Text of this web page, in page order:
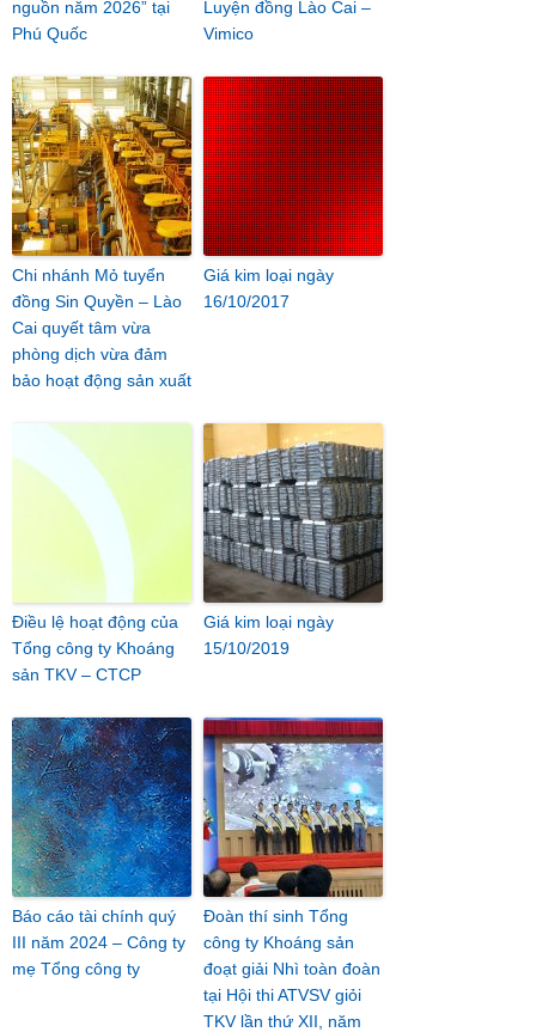
nguồn năm 2026” tại
Phú Quốc
Luyện đồng Lào Cai –
Vimico
Chi nhánh Mỏ tuyển
đồng Sin Quyền – Lào
Cai quyết tâm vừa
phòng dịch vừa đảm
bảo hoạt động sản xuất
Giá kim loại ngày
16/10/2017
Điều lệ hoạt động của
Tổng công ty Khoáng
sản TKV – CTCP
Giá kim loại ngày
15/10/2019
Báo cáo tài chính quý
III năm 2024 – Công ty
mẹ Tổng công ty
Đoàn thí sinh Tổng
công ty Khoáng sản
đoạt giải Nhì toàn đoàn
tại Hội thi ATVSV giỏi
TKV lần thứ XII, năm